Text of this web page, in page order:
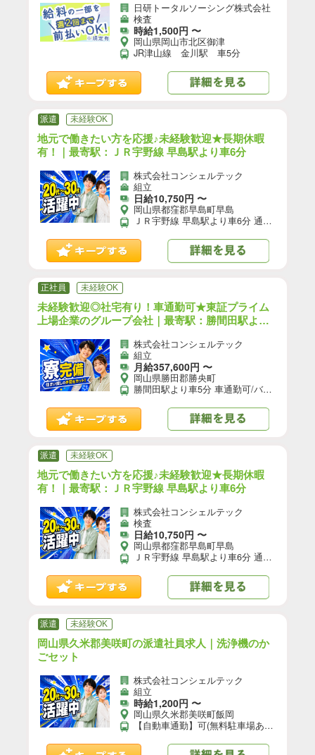
日研トータルソーシング株式会社
検査
時給1,500円 〜
岡山県岡山市北区御津
JR津山線 金川駅 車5分
派遣 未経験OK
地元で働きたい方を応援♪未経験歓迎★長期休暇
有！｜最寄駅：ＪＲ宇野線 早島駅より車6分
株式会社コンシェルテック
組立
日給10,750円 〜
岡山県都窪郡早島町早島
ＪＲ宇野線 早島駅より車6分 通勤手段：車\自転車\バイク
正社員 未経験OK
未経験歓迎◎社宅有り！車通勤可★東証プライム
上場企業のグループ会社｜最寄駅：勝間田駅より
株式会社コンシェルテック
組立
月給357,600円 〜
岡山県勝田郡勝央町
勝間田駅より車5分 車通勤可/バイク通勤可/自転車通勤可
派遣 未経験OK
地元で働きたい方を応援♪未経験歓迎★長期休暇
有！｜最寄駅：ＪＲ宇野線 早島駅より車6分
株式会社コンシェルテック
検査
日給10,750円 〜
岡山県都窪郡早島町早島
ＪＲ宇野線 早島駅より車6分 通勤手段：車\自転車\バイク
派遣 未経験OK
岡山県久米郡美咲町の派遣社員求人｜洗浄機のか
ごセット
株式会社コンシェルテック
組立
時給1,200円 〜
岡山県久米郡美咲町飯岡
【自動車通勤】可(無料駐車場あり)／【自転車通勤】可／※就業先により異なる可能性あり。応募時お問い合わせください。